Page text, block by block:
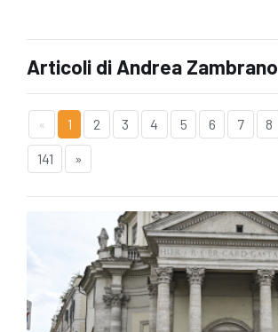
Articoli di Andrea Zambrano
« 1 2 3 4 5 6 7 8
141 »